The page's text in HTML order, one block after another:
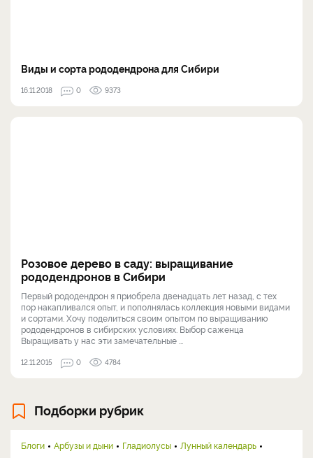
Виды и сорта рододендрона для Сибири
16.11.2018 0 9373
Розовое дерево в саду: выращивание
рододендронов в Сибири
Первый рододендрон я приобрела двенадцать лет назад, с тех
пор накапливался опыт, и пополнялась коллекция новыми видами
и сортами. Хочу поделиться своим опытом по выращиванию
рододендронов в сибирских условиях. Выбор саженца
Выращивать у нас эти замечательные ...
12.11.2015 0 4784
Подборки рубрик
Блоги Арбузы и дыни Гладиолусы
Лунный календарь